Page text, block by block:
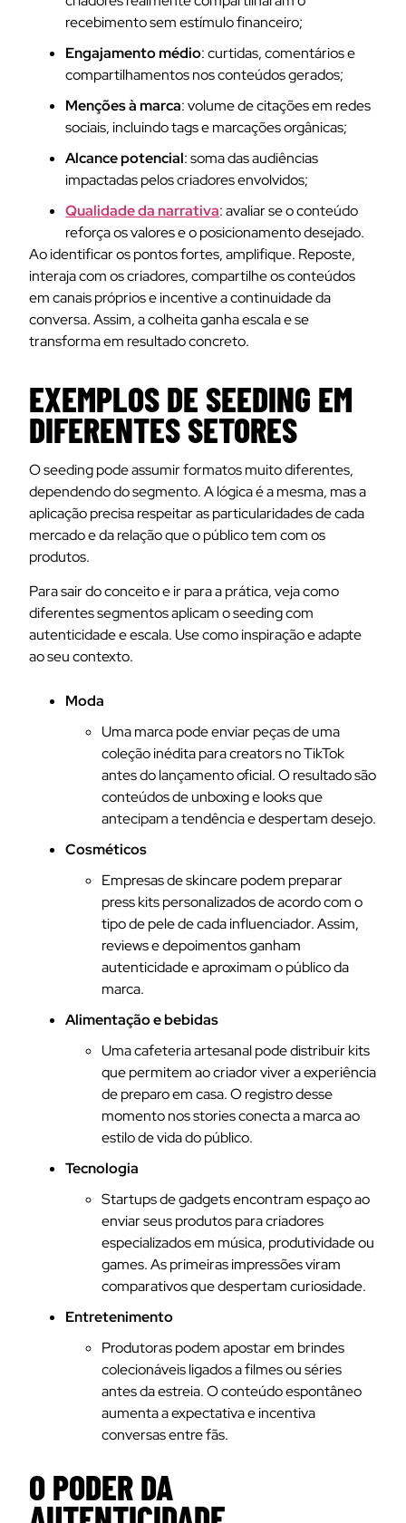
recebimento sem estímulo financeiro;
Engajamento médio: curtidas, comentários e
compartilhamentos nos conteúdos gerados;
Menções à marca: volume de citações em redes
sociais, incluindo tags e marcações orgânicas;
Alcance potencial: soma das audiências
impactadas pelos criadores envolvidos;
Qualidade da narrativa: avaliar se o conteúdo
reforça os valores e o posicionamento desejado.
Ao identificar os pontos fortes, amplifique. Reposte,
interaja com os criadores, compartilhe os conteúdos
em canais próprios e incentive a continuidade da
conversa. Assim, a colheita ganha escala e se
transforma em resultado concreto.
EXEMPLOS DE SEEDING EM
DIFERENTES SETORES
O seeding pode assumir formatos muito diferentes,
dependendo do segmento. A lógica é a mesma, mas a
aplicação precisa respeitar as particularidades de cada
mercado e da relação que o público tem com os
produtos.
Para sair do conceito e ir para a prática, veja como
diferentes segmentos aplicam o seeding com
autenticidade e escala. Use como inspiração e adapte
ao seu contexto.
Moda
Uma marca pode enviar peças de uma
coleção inédita para creators no TikTok
antes do lançamento oficial. O resultado são
conteúdos de unboxing e looks que
antecipam a tendência e despertam desejo.
Cosméticos
Empresas de skincare podem preparar
press kits personalizados de acordo com o
tipo de pele de cada influenciador. Assim,
reviews e depoimentos ganham
autenticidade e aproximam o público da
marca.
Alimentação e bebidas
Uma cafeteria artesanal pode distribuir kits
que permitem ao criador viver a experiência
de preparo em casa. O registro desse
momento nos stories conecta a marca ao
estilo de vida do público.
Tecnologia
Startups de gadgets encontram espaço ao
enviar seus produtos para criadores
especializados em música, produtividade ou
games. As primeiras impressões viram
comparativos que despertam curiosidade.
Entretenimento
Produtoras podem apostar em brindes
colecionáveis ligados a filmes ou séries
antes da estreia. O conteúdo espontâneo
aumenta a expectativa e incentiva
conversas entre fãs.
O PODER DA